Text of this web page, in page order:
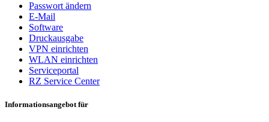
Passwort ändern
E-Mail
Software
Druckausgabe
VPN einrichten
WLAN einrichten
Serviceportal
RZ Service Center
Informationsangebot für